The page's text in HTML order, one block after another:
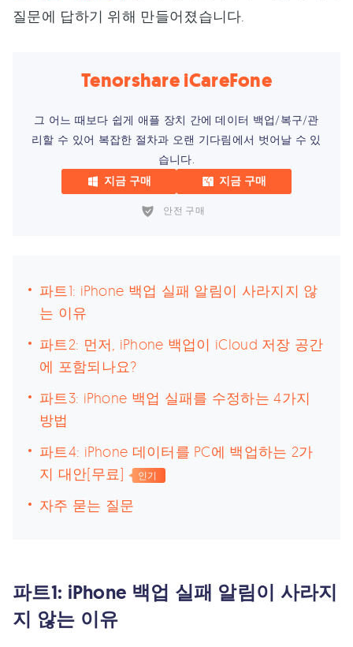
질문에 답하기 위해 만들어졌습니다.
Tenorshare iCareFone
그 어느 때보다 쉽게 애플 장치 간에 데이터 백업/복구/관
리할 수 있어 복잡한 절차과 오랜 기다림에서 벗어날 수 있
습니다.
지금 구매 지금 구매
안전 구매
파트1: iPhone 백업 실패 알림이 사라지지 않
는 이유
파트2: 먼저, iPhone 백업이 iCloud 저장 공간
에 포함되나요?
파트3: iPhone 백업 실패를 수정하는 4가지
방법
파트4: iPhone 데이터를 PC에 백업하는 2가
지 대안[무료]
인기
자주 묻는 질문
파트1: iPhone 백업 실패 알림이 사라지
지 않는 이유